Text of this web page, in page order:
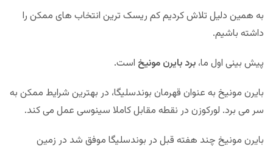
به همین دلیل تلاش کردیم کم ریسک ترین انتخاب های ممکن را
داشته باشیم.
پیش بینی اول ما، برد بایرن مونیخ است.
بایرن مونیخ به عنوان قهرمان بوندسلیگا، در بهترین شرایط ممکن به
سر می برد. لورکوزن در نقطه مقابل کاملا سینوسی عمل می کند.
بایرن مونیخ چند هفته قبل در بوندسلیگا موفق شد در زمین